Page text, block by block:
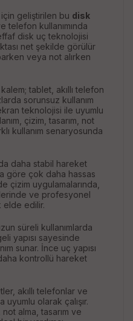
geliştirilen bu disk
telefon kullanımında
disk uç teknolojisi
net şekilde görülür
veya not alırken
tablet, akıllı telefon
sorunsuz kullanım
teknolojisi ile uyumlu
çizim, tasarım, not
kullanım senaryosunda
daha stabil hareket
göre çok daha hassas
çizim uygulamalarında,
ve profesyonel
elde edilir.
süreli kullanımlarda
yapısı sayesinde
sunar. İnce uç yapısı
kontrollü hareket
akıllı telefonlar ve
uyumlu olarak çalışır.
alma, tasarım ve